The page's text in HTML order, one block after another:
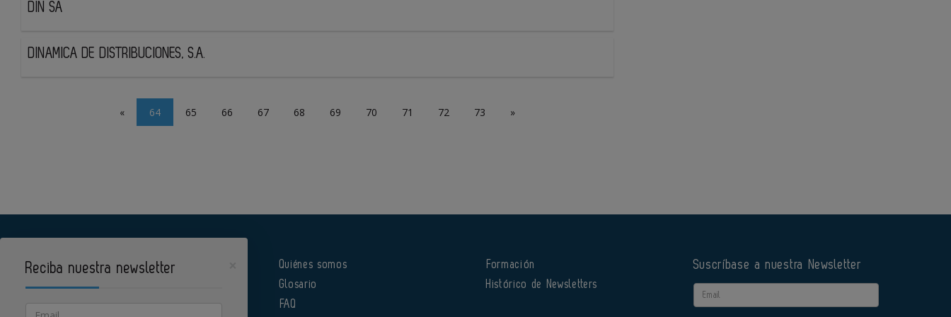
DIN SA
DINAMICA DE DISTRIBUCIONES, S.A.
« 64 65 66 67 68 69 70 71 72 73 »
Quiénes somos
Glosario
FAQ
Formación
Histórico de Newsletters
Suscríbase a nuestra Newsletter
Email
Reciba nuestra newsletter
Email